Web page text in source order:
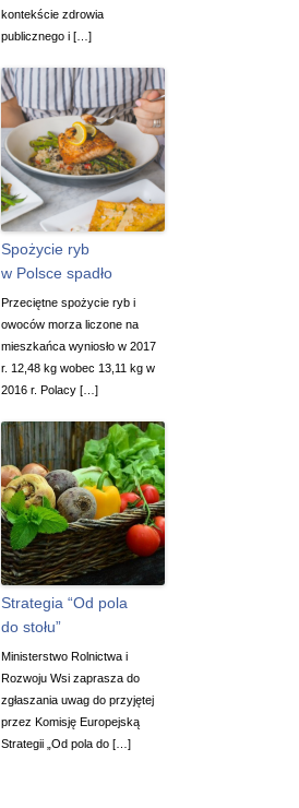
kontekście zdrowia
publicznego i […]
Spożycie ryb
w Polsce spadło
Przeciętne spożycie ryb i
owoców morza liczone na
mieszkańca wyniosło w 2017
r. 12,48 kg wobec 13,11 kg w
2016 r. Polacy […]
Strategia “Od pola
do stołu”
Ministerstwo Rolnictwa i
Rozwoju Wsi zaprasza do
zgłaszania uwag do przyjętej
przez Komisję Europejską
Strategii „Od pola do […]